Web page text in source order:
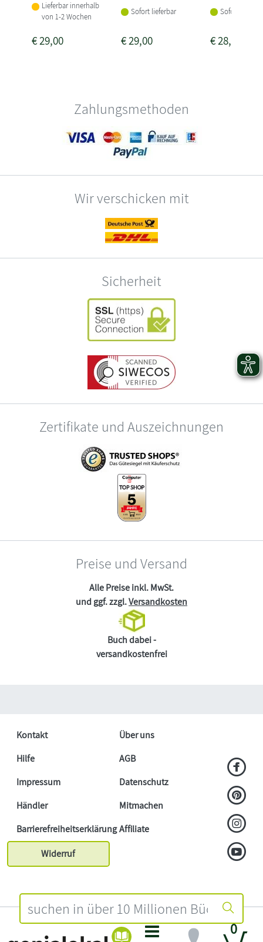
0
Lieferbar innerhalb
von 1-2 Wochen
€29,00
Sofort lieferbar
€29,00
Sofort
€28,95
Zahlungsmethoden
Wir verschicken mit
Sicherheit
Zertifikate und Auszeichnungen
Preise und Versand
Alle Preise inkl. MwSt.
und ggf. zzgl.Versandkosten
Buch dabei -
versandkostenfrei
Kontakt
Über uns
Hilfe
AGB
Impressum
Datenschutz
Händler
Mitmachen
BarrierefreiheitserklärungAffiliate
Widerruf